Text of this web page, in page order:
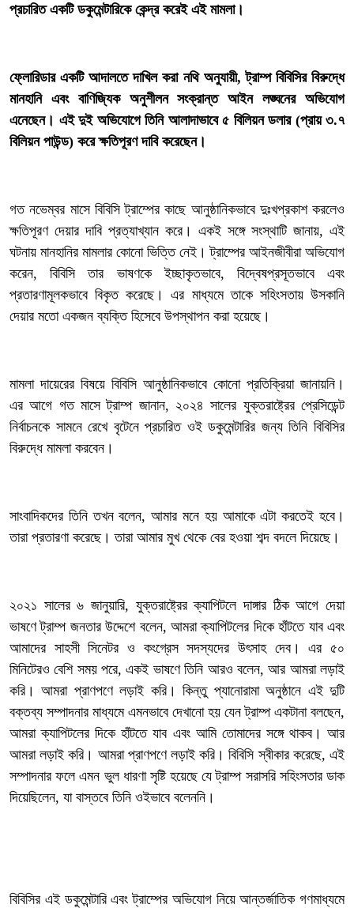
প্রচারিত একটি ডকুমেন্টারিকে কেন্দ্র করেই এই মামলা।
‎ফ্লোরিডার একটি আদালতে দাখিল করা নথি অনুযায়ী, ট্রাম্প বিবিসির বিরুদ্ধে
মানহানি এবং বাণিজ্যিক অনুশীলন সংক্রান্ত আইন লঙ্ঘনের অভিযোগ
এনেছেন। এই দুই অভিযোগে তিনি আলাদাভাবে ৫ বিলিয়ন ডলার (প্রায় ৩.৭
বিলিয়ন পাউন্ড) করে ক্ষতিপূরণ দাবি করেছেন।
‎গত নভেম্বর মাসে বিবিসি ট্রাম্পের কাছে আনুষ্ঠানিকভাবে দুঃখপ্রকাশ করলেও
ক্ষতিপূরণ দেয়ার দাবি প্রত্যাখ্যান করে। একই সঙ্গে সংস্থাটি জানায়, এই
ঘটনায় মানহানির মামলার কোনো ভিত্তি নেই। ট্রাম্পের আইনজীবীরা অভিযোগ
করেন, বিবিসি তার ভাষণকে ইচ্ছাকৃতভাবে, বিদ্বেষপ্রসূতভাবে এবং
প্রতারণামূলকভাবে বিকৃত করেছে। এর মাধ্যমে তাকে সহিংসতায় উসকানি
দেয়ার মতো একজন ব্যক্তি হিসেবে উপস্থাপন করা হয়েছে।
‎মামলা দায়েরের বিষয়ে বিবিসি আনুষ্ঠানিকভাবে কোনো প্রতিক্রিয়া জানায়নি।
এর আগে গত মাসে ট্রাম্প জানান, ২০২৪ সালের যুক্তরাষ্ট্রের প্রেসিডেন্ট
নির্বাচনকে সামনে রেখে বৃটেনে প্রচারিত ওই ডকুমেন্টারির জন্য তিনি বিবিসির
বিরুদ্ধে মামলা করবেন।
‎সাংবাদিকদের তিনি তখন বলেন, আমার মনে হয় আমাকে এটা করতেই হবে।
তারা প্রতারণা করেছে। তারা আমার মুখ থেকে বের হওয়া শব্দ বদলে দিয়েছে।
‎২০২১ সালের ৬ জানুয়ারি, যুক্তরাষ্ট্রের ক্যাপিটলে দাঙ্গার ঠিক আগে দেয়া
ভাষণে ট্রাম্প জনতার উদ্দেশে বলেন, আমরা ক্যাপিটলের দিকে হাঁটতে যাব এবং
আমাদের সাহসী সিনেটর ও কংগ্রেস সদস্যদের উৎসাহ দেব। এর ৫০
মিনিটেরও বেশি সময় পরে, একই ভাষণে তিনি আরও বলেন, আর আমরা লড়াই
করি। আমরা প্রাণপণে লড়াই করি। কিন্তু প্যানোরামা অনুষ্ঠানে এই দুটি
বক্তব্য সম্পাদনার মাধ্যমে এমনভাবে দেখানো হয় যেন ট্রাম্প একটানা বলছেন,
আমরা ক্যাপিটলের দিকে হাঁটতে যাব এবং আমি তোমাদের সঙ্গে থাকব। আর
আমরা লড়াই করি। আমরা প্রাণপণে লড়াই করি। বিবিসি স্বীকার করেছে, এই
সম্পাদনার ফলে এমন ভুল ধারণা সৃষ্টি হয়েছে যে ট্রাম্প সরাসরি সহিংসতার ডাক
দিয়েছিলেন, যা বাস্তবে তিনি ওইভাবে বলেননি।
‎বিবিসির এই ডকুমেন্টারি এবং ট্রাম্পের অভিযোগ নিয়ে আন্তর্জাতিক গণমাধ্যমে